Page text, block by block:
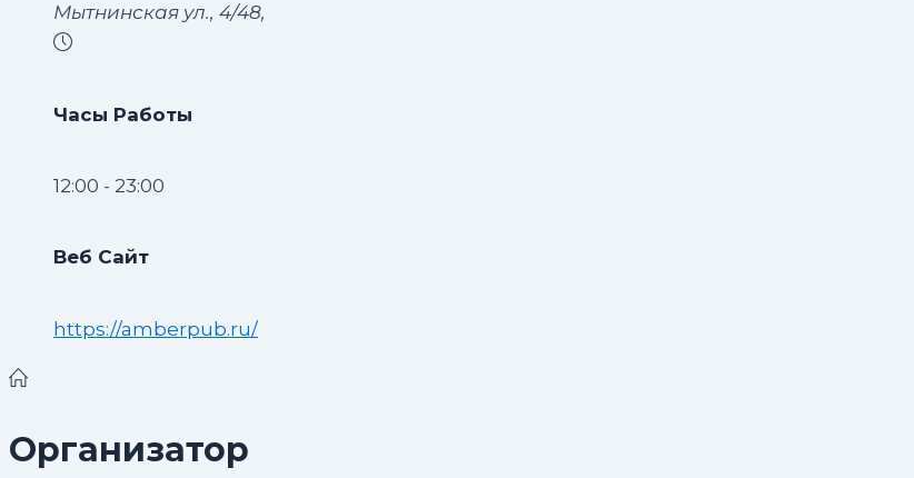
Мытнинская ул., 4/48,
Часы Работы
12:00 - 23:00
Веб Сайт
https://amberpub.ru/
Организатор